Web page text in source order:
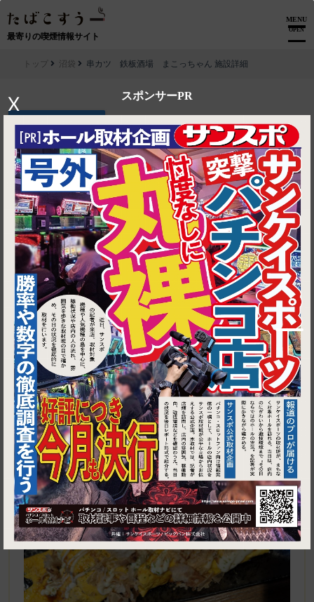
最寄りの喫煙情報サイト
MENU
OPEN
スポンサーPR
X
1
トップ 沼袋 串カツ 鉄板酒場 まこっちゃん 施設詳細
▶ ルートを見る
沼袋│串カツ 鉄板酒場 まこっちゃん
東京都中野区沼袋1-34-25